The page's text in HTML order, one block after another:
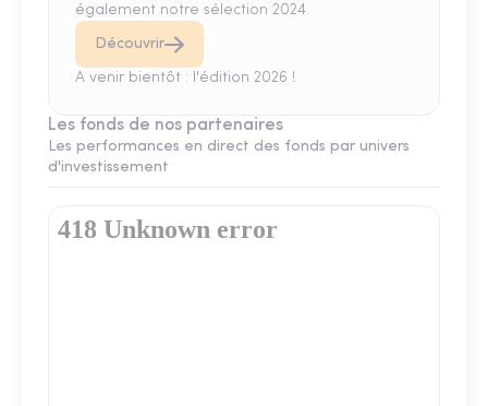
également notre sélection 2024.
Découvrir
A venir bientôt : l'édition 2026 !
Les fonds de nos partenaires
Les performances en direct des fonds par univers
d'investissement